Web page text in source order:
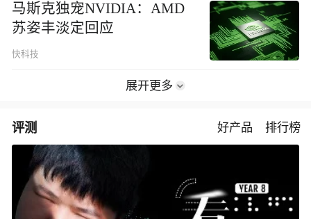
马斯克独宠NVIDIA：AMD
苏姿丰淡定回应
快科技
展开更多
评测 好产品 排行榜